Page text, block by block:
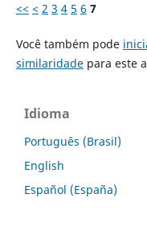
<< < 2 3 4 5 6 7
Você também pode
similaridadepara este
Idioma
Português (Brasil)
English
Español (España)